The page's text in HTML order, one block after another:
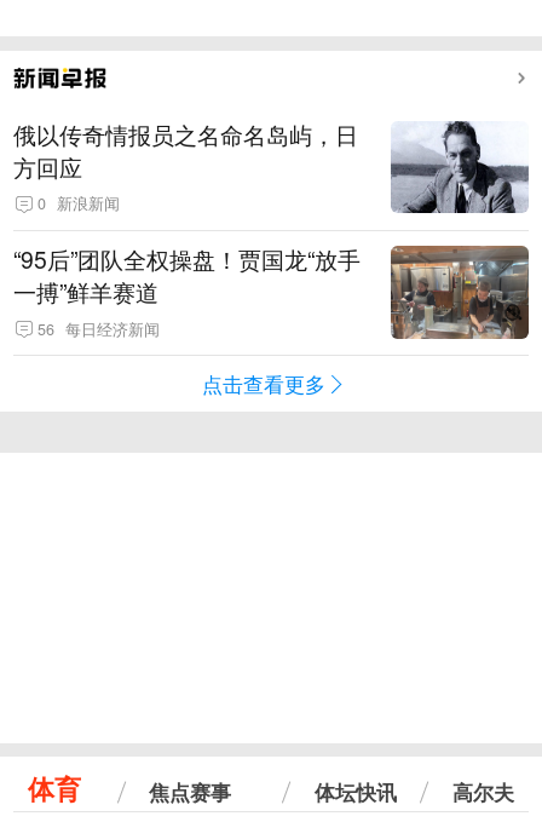
俄以传奇情报员之名命名岛屿，日
方回应
0 新浪新闻
“95后”团队全权操盘！贾国龙“放手
一搏”鲜羊赛道
56 每日经济新闻
点击查看更多
体育 焦点赛事 体坛快讯 高尔夫